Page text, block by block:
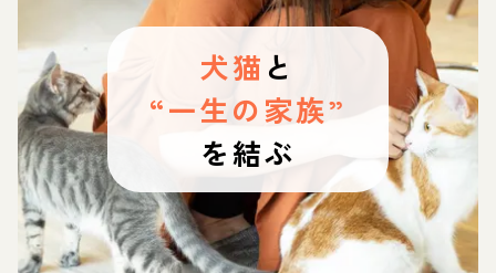
犬猫 と
“一生の家族”
を結ぶ